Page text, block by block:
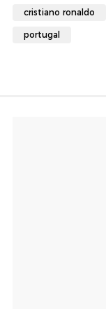
cristiano ronaldo
portugal